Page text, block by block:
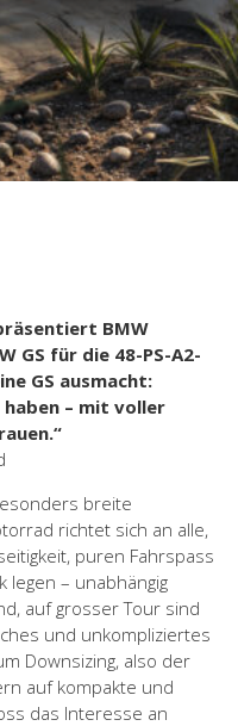
BMW
GS für die 48-PS-A2-
GS ausmacht:
haben – mit voller
breite
richtet sich an alle,
puren Fahrspass
legen – unabhängig
auf grosser Tour sind
und unkompliziertes
Downsizing, also der
auf kompakte und
das Interesse an